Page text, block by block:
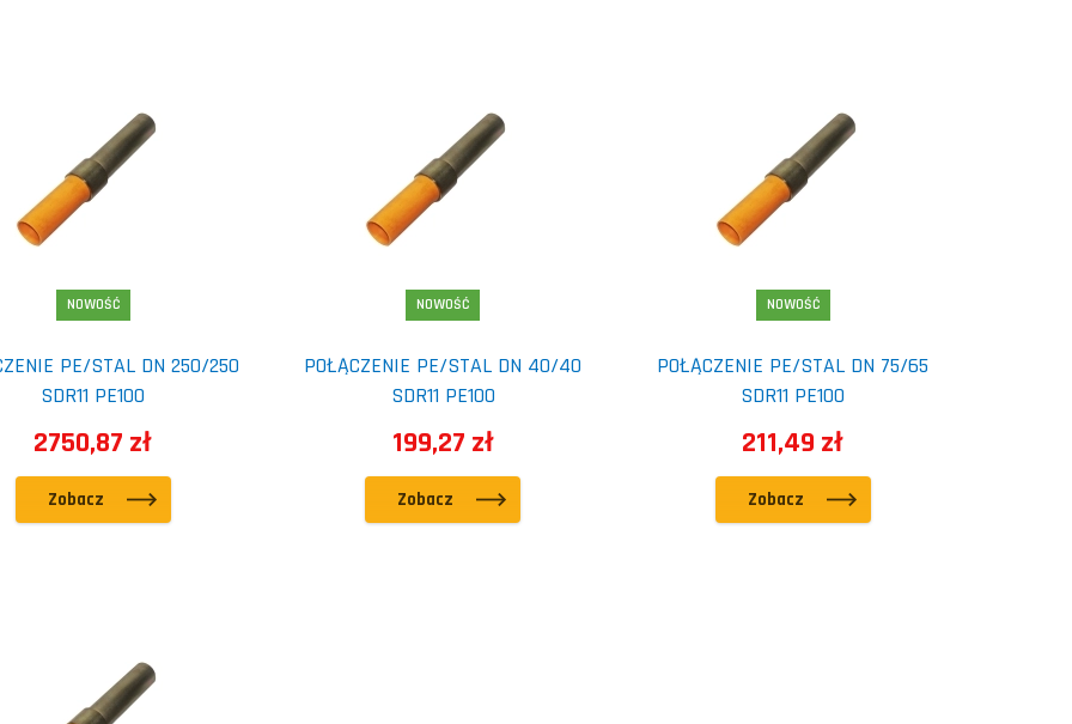
NOWOŚĆ
PE/STAL DN 250/250
SDR11 PE100
2750,87 zł
Zobacz
NOWOŚĆ
POŁĄCZENIE PE/STAL DN 40/40
SDR11 PE100
199,27 zł
Zobacz
NOWOŚĆ
POŁĄCZENIE PE/STAL DN 75/65
SDR11 PE100
211,49 zł
Zobacz